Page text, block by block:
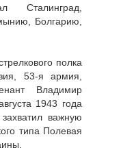
Болгарию,
полка
53-я армия,
Владимир
1943 года
важную
типа Полевая